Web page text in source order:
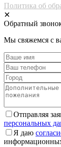
Политика об
✕
Обратный
Мы свяжемся с
Отправляя
персональных
Я даю